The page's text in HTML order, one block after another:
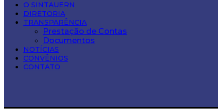
O SINTAUERN
DIRETORIA
TRANSPARÊNCIA
Prestação de Contas
Documentos
NOTÍCIAS
CONVÊNIOS
CONTATO